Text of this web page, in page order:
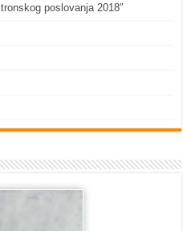
poslovanja 2018″